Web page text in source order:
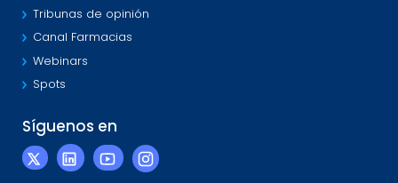
Tribunas de opinión
Canal Farmacias
Webinars
Spots
Síguenos en